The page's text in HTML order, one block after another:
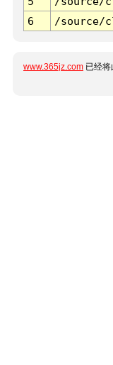
6
/source/
www.365jz.com 已经